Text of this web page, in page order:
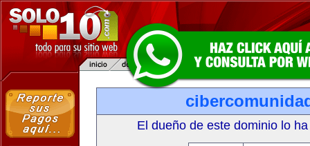
El dueño de este dominio lo